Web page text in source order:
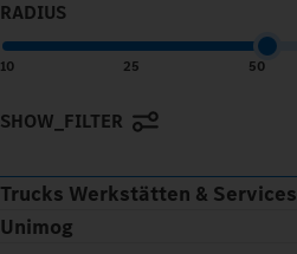
RADIUS
10 25 50
SHOW_FILTER
Trucks Werkstätten & Services
Unimog